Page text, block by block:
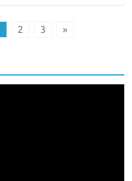
2 3 »